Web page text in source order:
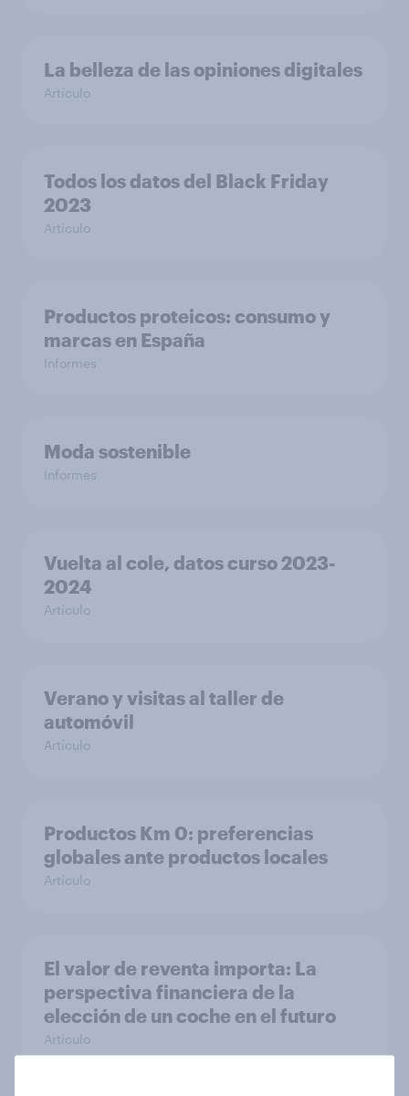
La belleza de las opiniones digitales
Artículo
Todos los datos del Black Friday
2023
Artículo
Productos proteicos: consumo y
marcas en España
Informes
Moda sostenible
Informes
Vuelta al cole, datos curso 2023-
2024
Artículo
Verano y visitas al taller de
automóvil
Artículo
Productos Km 0: preferencias
globales ante productos locales
Artículo
El valor de reventa importa: La
perspectiva financiera de la
elección de un coche en el futuro
Artículo